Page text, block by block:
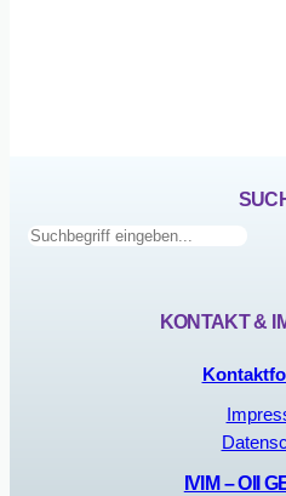
Suchen
KONTAKT &
IVIM – OII